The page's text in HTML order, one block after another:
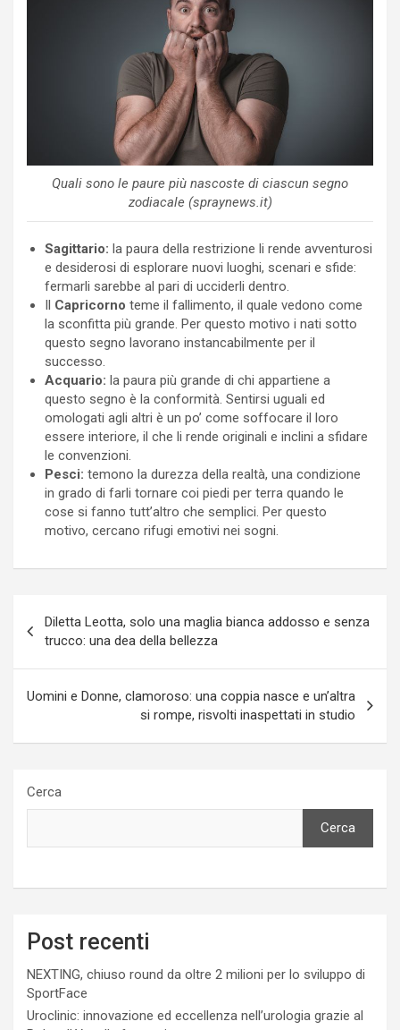
Quali sono le paure più nascoste di ciascun segno
zodiacale (spraynews.it)
Sagittario: la paura della restrizione li rende avventurosi
e desiderosi di esplorare nuovi luoghi, scenari e sfide:
fermarli sarebbe al pari di ucciderli dentro.
Il Capricorno teme il fallimento, il quale vedono come
la sconfitta più grande. Per questo motivo i nati sotto
questo segno lavorano instancabilmente per il
successo.
Acquario: la paura più grande di chi appartiene a
questo segno è la conformità. Sentirsi uguali ed
omologati agli altri è un po’ come soffocare il loro
essere interiore, il che li rende originali e inclini a sfidare
le convenzioni.
Pesci: temono la durezza della realtà, una condizione
in grado di farli tornare coi piedi per terra quando le
cose si fanno tutt’altro che semplici. Per questo
motivo, cercano rifugi emotivi nei sogni.
articoli
Diletta Leotta, solo una maglia bianca addosso e senza
trucco: una dea della bellezza
Uomini e Donne, clamoroso: una coppia nasce e un’altra
si rompe, risvolti inaspettati in studio
Cerca
Cerca
Post recenti
NEXTING, chiuso round da oltre 2 milioni per lo sviluppo di
SportFace
Uroclinic: innovazione ed eccellenza nell’urologia grazie al